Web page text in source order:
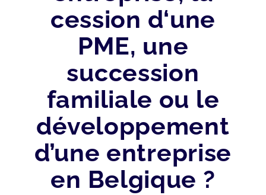
cession d‘une
PME, une
succession
familiale ou le
développement
d’une entreprise
en Belgique ?